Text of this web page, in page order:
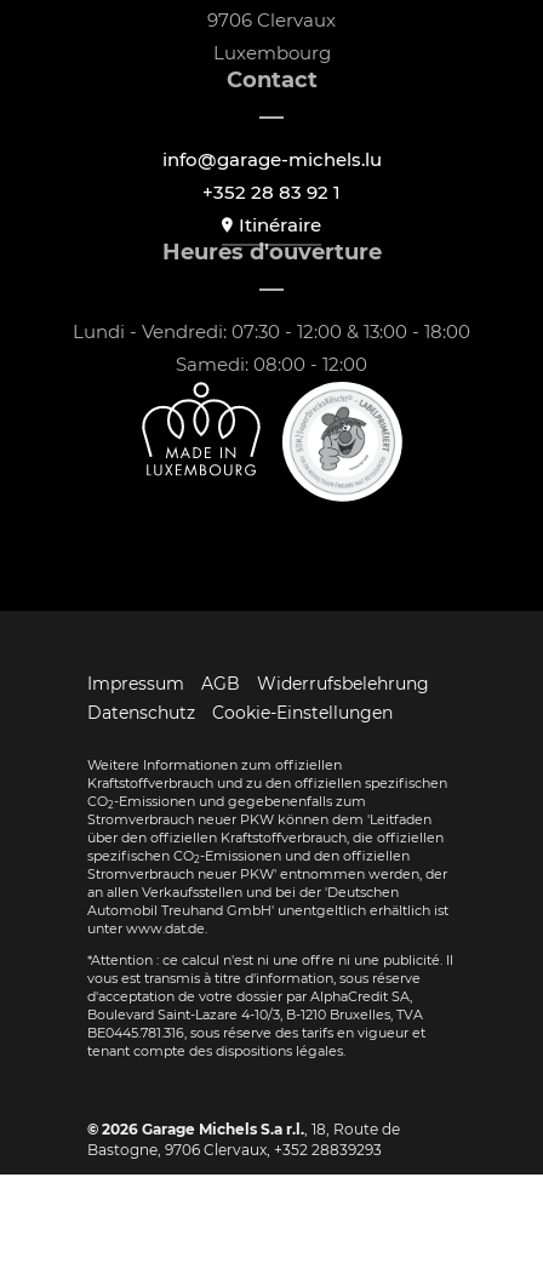
9706 Clervaux
Luxembourg
Contact
info@garage-michels.lu
+352 28 83 92 1
Itinéraire
Heures d'ouverture
Lundi - Vendredi: 07:30 - 12:00 & 13:00 - 18:00
Samedi: 08:00 - 12:00
Impressum AGB
Widerrufsbelehrung
Datenschutz
Cookie-Einstellungen
Weitere Informationen zum offiziellen
Kraftstoffverbrauch und zu den offiziellen spezifischen
CO2-Emissionen und gegebenenfalls zum
Stromverbrauch neuer PKW können dem 'Leitfaden
über den offiziellen Kraftstoffverbrauch, die offiziellen
spezifischen CO2-Emissionen und den offiziellen
Stromverbrauch neuer PKW' entnommen werden, der
an allen Verkaufsstellen und bei der 'Deutschen
Automobil Treuhand GmbH' unentgeltlich erhältlich ist
unter www.dat.de.
*Attention : ce calcul n'est ni une offre ni une publicité. Il
vous est transmis à titre d'information, sous réserve
d'acceptation de votre dossier par AlphaCredit SA,
Boulevard Saint-Lazare 4-10/3, B-1210 Bruxelles, TVA
BE0445.781.316, sous réserve des tarifs en vigueur et
tenant compte des dispositions légales.
© 2026 Garage Michels S.a r.l., 18, Route de
Bastogne, 9706 Clervaux, +352 28839293